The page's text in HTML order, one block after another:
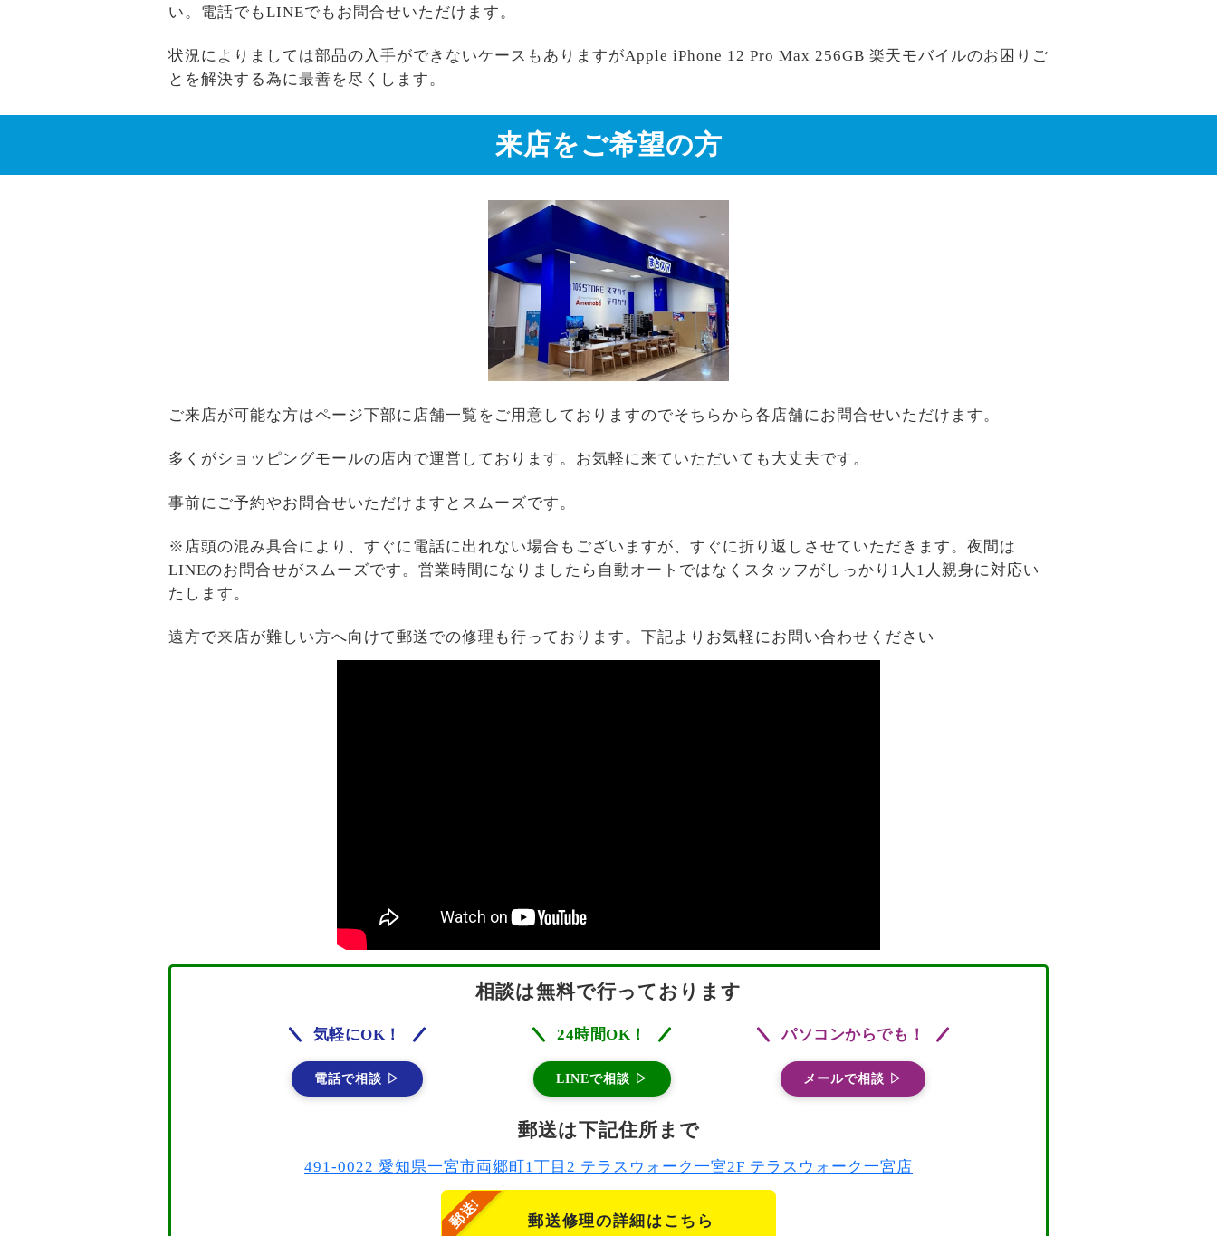
い。電話でもLINEでもお問合せいただけます。
状況によりましては部品の入手ができないケースもありますがApple iPhone 12 Pro Max 256GB 楽天モバイルのお困りご
とを解決する為に最善を尽くします。
来店をご希望の方
ご来店が可能な方はページ下部に店舗一覧をご用意しておりますのでそちらから各店舗にお問合せいただけます。
多くがショッピングモールの店内で運営しております。お気軽に来ていただいても大丈夫です。
事前にご予約やお問合せいただけますとスムーズです。
※店頭の混み具合により、すぐに電話に出れない場合もございますが、すぐに折り返しさせていただきます。夜間は
LINEのお問合せがスムーズです。営業時間になりましたら自動オートではなくスタッフがしっかり1人1人親身に対応い
たします。
遠方で来店が難しい方へ向けて郵送での修理も行っております。下記よりお気軽にお問い合わせください
相談は無料で行っております
気軽にOK！
電話で相談 ▷
24時間OK！
LINEで相談 ▷
パソコンからでも！
メールで相談 ▷
郵送は下記住所まで
491-0022 愛知県一宮市両郷町1丁目2 テラスウォーク一宮2F テラスウォーク一宮店
郵送修理の詳細はこちら